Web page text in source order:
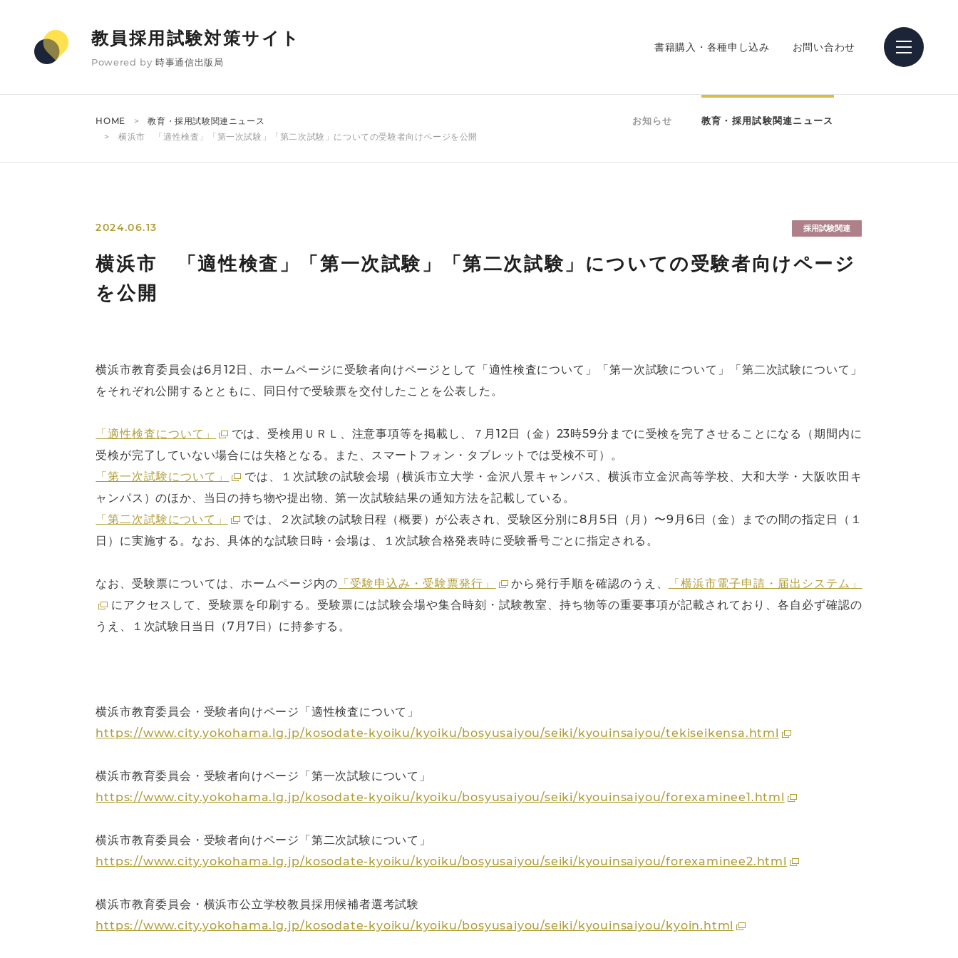
教員採用試験対策サイト
Powered by 時事通信出版局
書籍購入・各種申し込み お問い合わせ
HOME
教育・採用試験関連ニュース
横浜市 「適性検査」「第一次試験」「第二次試験」についての受験者向けページを公開
お知らせ 教育・採用試験関連ニュース
2024.06.13 採用試験関連
横浜市 「適性検査」「第一次試験」「第二次試験」についての受験者向けページ
を公開
横浜市教育委員会は6月12日、ホームページに受験者向けページとして「適性検査について」「第一次試験について」「第二次試験について」
をそれぞれ公開するとともに、同日付で受験票を交付したことを公表した。
「適性検査について」
では、受検用ＵＲＬ、注意事項等を掲載し、７月12日（金）23時59分までに受検を完了させることになる（期間内に
受検が完了していない場合には失格となる。また、スマートフォン・タブレットでは受検不可）。
「第一次試験について」
では、１次試験の試験会場（横浜市立大学・金沢八景キャンパス、横浜市立金沢高等学校、大和大学・大阪吹田キ
ャンパス）のほか、当日の持ち物や提出物、第一次試験結果の通知方法を記載している。
「第二次試験について」
では、２次試験の試験日程（概要）が公表され、受験区分別に8月5日（月）〜9月6日（金）までの間の指定日（１
日）に実施する。なお、具体的な試験日時・会場は、１次試験合格発表時に受験番号ごとに指定される。
なお、受験票については、ホームページ内の 「受験申込み・受験票発行」 から発行手順を確認のうえ、
「横浜市電子申請・届出システム」
にアクセスして、受験票を印刷する。受験票には試験会場や集合時刻・試験教室、持ち物等の重要事項が記載されており、各自必ず確認の
うえ、１次試験日当日（7月7日）に持参する。
横浜市教育委員会・受験者向けページ「適性検査について」
https://www.city.yokohama.lg.jp/kosodate-kyoiku/kyoiku/bosyusaiyou/seiki/kyouinsaiyou/tekiseikensa.html
横浜市教育委員会・受験者向けページ「第一次試験について」
https://www.city.yokohama.lg.jp/kosodate-kyoiku/kyoiku/bosyusaiyou/seiki/kyouinsaiyou/forexaminee1.html
横浜市教育委員会・受験者向けページ「第二次試験について」
https://www.city.yokohama.lg.jp/kosodate-kyoiku/kyoiku/bosyusaiyou/seiki/kyouinsaiyou/forexaminee2.html
横浜市教育委員会・横浜市公立学校教員採用候補者選考試験
https://www.city.yokohama.lg.jp/kosodate-kyoiku/kyoiku/bosyusaiyou/seiki/kyouinsaiyou/kyoin.html